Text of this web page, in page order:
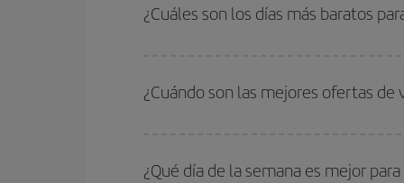
fechas y horarios de ida y vuelta.
¿Cuáles son los días más baratos
quieres ir y en qué fechas habías pensado
para que puedas encontrar la mejor oferta.
¿Cuándo son las mejores ofertas de
periodos de vacaciones escolares son
¿Qué día de la semana es mejor